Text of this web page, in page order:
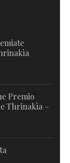
Premio
Thrinakìa –